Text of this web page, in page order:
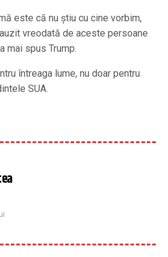
este că nu știu cu cine vorbim,
vreodată de aceste persoane
mai spus Trump.
întreaga lume, nu doar pentru
SUA.